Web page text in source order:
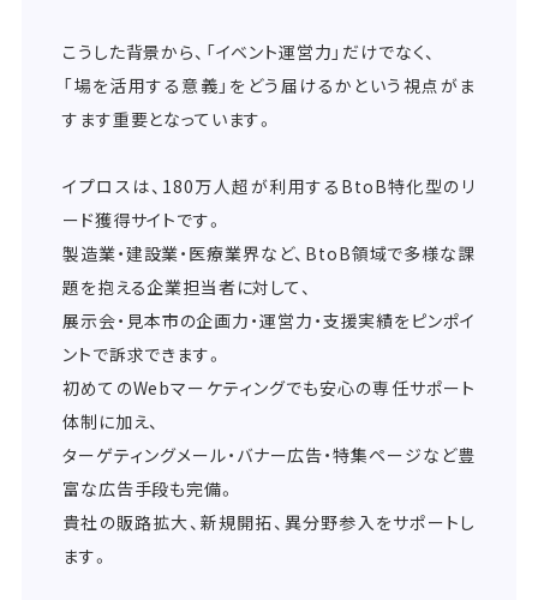
こうした背景から、「イベント運営力」だけでなく、
「場を活用する意義」をどう届けるかという視点がま
すます重要となっています。
イプロスは、180万人超が利用するBtoB特化型のリ
ード獲得サイトです。
製造業・建設業・医療業界など、BtoB領域で多様な課
題を抱える企業担当者に対して、
展示会・見本市の企画力・運営力・支援実績をピンポイ
ントで訴求できます。
初めてのWebマーケティングでも安心の専任サポート
体制に加え、
ターゲティングメール・バナー広告・特集ページなど豊
富な広告手段も完備。
貴社の販路拡大、新規開拓、異分野参入をサポートし
ます。